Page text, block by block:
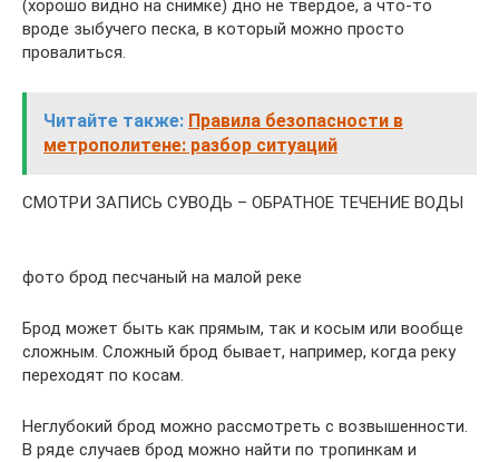
(хорошо видно на снимке) дно не твердое, а что-то
вроде зыбучего песка, в который можно просто
провалиться.
Читайте также: Правила безопасности в
метрополитене: разбор ситуаций
СМОТРИ ЗАПИСЬ СУВОДЬ – ОБРАТНОЕ ТЕЧЕНИЕ ВОДЫ
фото брод песчаный на малой реке
Брод может быть как прямым, так и косым или вообще
сложным. Сложный брод бывает, например, когда реку
переходят по косам.
Неглубокий брод можно рассмотреть с возвышенности.
В ряде случаев брод можно найти по тропинкам и